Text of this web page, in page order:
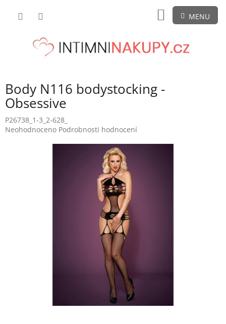
NÁKUPNÍ
KOŠÍK
Body N116 bodystocking -
Obsessive
P26738_1-3_2-628_
Průměrné
Neohodnoceno Podrobnosti hodnocení